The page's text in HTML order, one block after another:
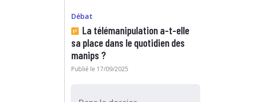
Débat
La télémanipulation a-t-elle
sa place dans le quotidien des
manips ?
Publié le 17/09/2025